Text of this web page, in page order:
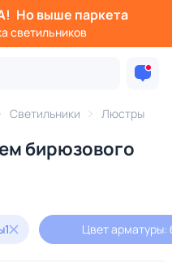
Но выше паркета
светильников
Светильники Люстры
бирюзового
1 Цвет арматуры:
светодиодные на штанге